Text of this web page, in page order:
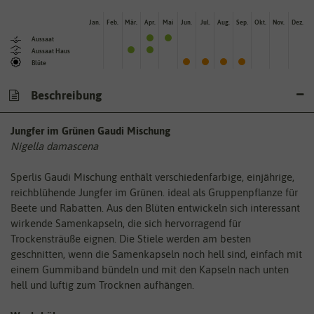
Aussaat
Aussaat Haus
Blüte
Jan. Feb. Mär. Apr. Mai Jun. Jul. Aug. Sep. Okt. Nov. Dez.
Beschreibung
Jungfer im Grünen Gaudi Mischung
Nigella damascena
Sperlis Gaudi Mischung enthält verschiedenfarbige, einjährige,
reichblühende Jungfer im Grünen. ideal als Gruppenpflanze für
Beete und Rabatten. Aus den Blüten entwickeln sich interessant
wirkende Samenkapseln, die sich hervorragend für
Trockensträuße eignen. Die Stiele werden am besten
geschnitten, wenn die Samenkapseln noch hell sind, einfach mit
einem Gummiband bündeln und mit den Kapseln nach unten
hell und luftig zum Trocknen aufhängen.